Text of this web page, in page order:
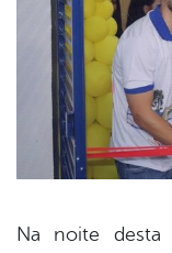
Na noite desta